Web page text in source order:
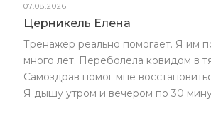
07.08.2026
Церникель Елена
Тренажер реально помогает. Я им
много лет. Переболела ковидом в
Самоздрав помог мне
Я дышу утром и вечером по 30